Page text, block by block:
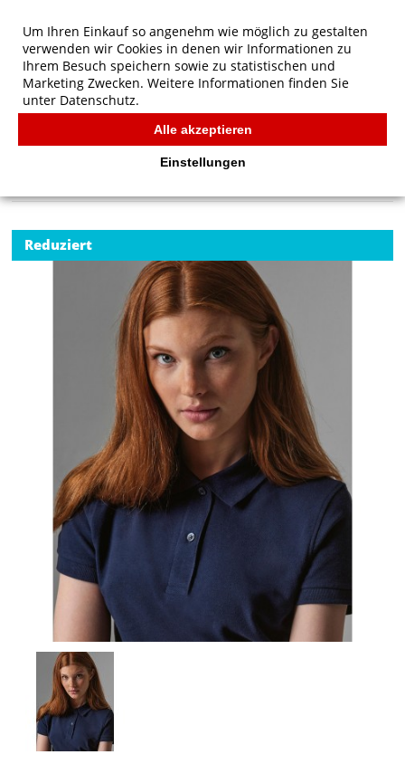
B&C Organic Inspire Polo /women
Reduziert
Um Ihren Einkauf so angenehm wie möglich zu gestalten
verwenden wir Cookies in denen wir Informationen zu
Ihrem Besuch speichern sowie zu statistischen und
Marketing Zwecken. Weitere Informationen finden Sie
unter Datenschutz.
Alle akzeptieren
Einstellungen